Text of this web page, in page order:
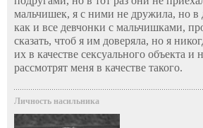
мальчишек, я с ними не дружила, но в
как и все девчонки с мальчишками,
сказать, чтоб я им доверяла, но я
их в качестве сексуального объекта и
рассмотрят меня в качестве такого.
Личность насильника